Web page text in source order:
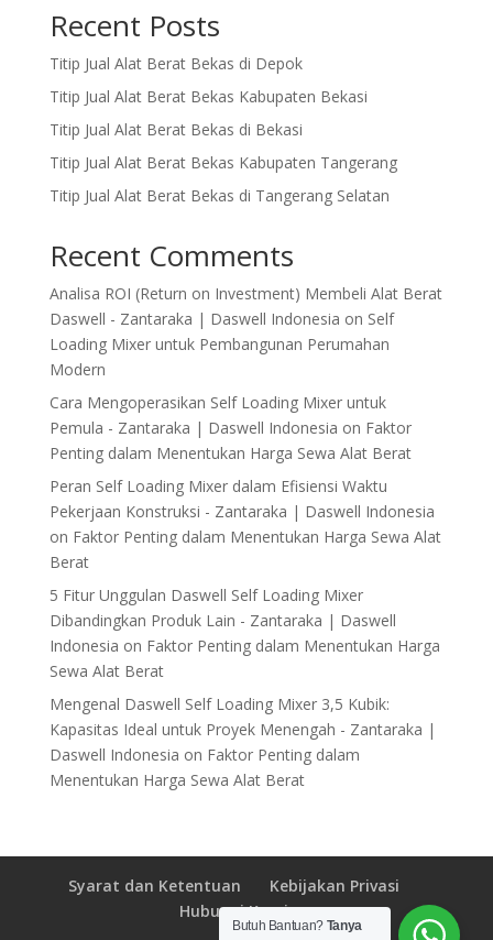
Recent Posts
Titip Jual Alat Berat Bekas di Depok
Titip Jual Alat Berat Bekas Kabupaten Bekasi
Titip Jual Alat Berat Bekas di Bekasi
Titip Jual Alat Berat Bekas Kabupaten Tangerang
Titip Jual Alat Berat Bekas di Tangerang Selatan
Recent Comments
Analisa ROI (Return on Investment) Membeli Alat Berat
Daswell - Zantaraka | Daswell Indonesia on Self
Loading Mixer untuk Pembangunan Perumahan
Modern
Cara Mengoperasikan Self Loading Mixer untuk
Pemula - Zantaraka | Daswell Indonesia on Faktor
Penting dalam Menentukan Harga Sewa Alat Berat
Peran Self Loading Mixer dalam Efisiensi Waktu
Pekerjaan Konstruksi - Zantaraka | Daswell Indonesia
on Faktor Penting dalam Menentukan Harga Sewa Alat
Berat
5 Fitur Unggulan Daswell Self Loading Mixer
Dibandingkan Produk Lain - Zantaraka | Daswell
Indonesia on Faktor Penting dalam Menentukan Harga
Sewa Alat Berat
Mengenal Daswell Self Loading Mixer 3,5 Kubik:
Kapasitas Ideal untuk Proyek Menengah - Zantaraka |
Daswell Indonesia on Faktor Penting dalam
Menentukan Harga Sewa Alat Berat
Syarat dan Ketentuan
Kebijakan Privasi
Hubungi Kami
Butuh Bantuan? Tanya